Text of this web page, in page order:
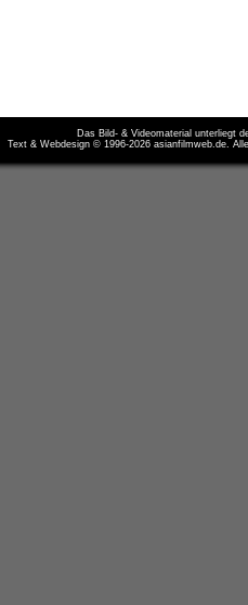
Das Bild- & Videomaterial unterliegt
Text & Webdesign © 1996-2026 asianfilmweb.de.